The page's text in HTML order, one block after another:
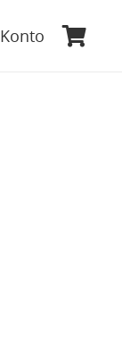
Konto